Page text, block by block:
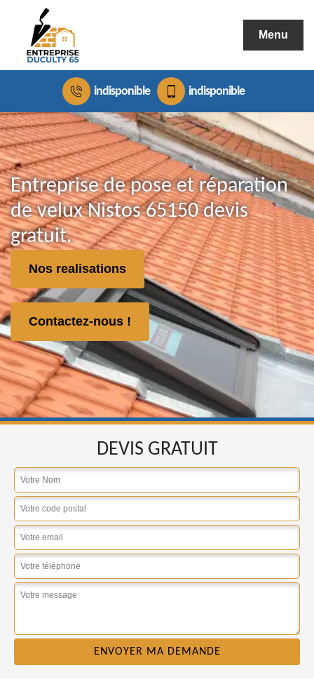
Menu
indisponible indisponible
Entreprise de pose et réparation
de velux Nistos 65150 devis
gratuit.
Nos realisations
Contactez-nous !
DEVIS GRATUIT